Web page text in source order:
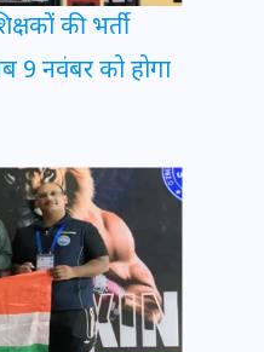
की भर्ती
9 नवंबर को होगा